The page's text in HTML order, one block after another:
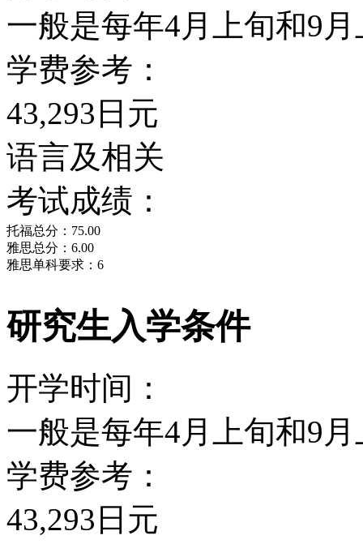
一般是每年4月上旬和9
学费参考：
43,293日元
语言及相关
考试成绩：
托福总分：75.00
雅思总分：6.00
雅思单科要求：6
研究生入学条件
开学时间：
一般是每年4月上旬和9
学费参考：
43,293日元